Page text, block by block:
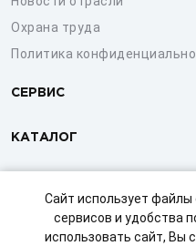
Сайт использует файлы
сервисов и удобства
использовать сайт, Вы
Охрана труда
Политика
СЕРВИС
КАТАЛОГ